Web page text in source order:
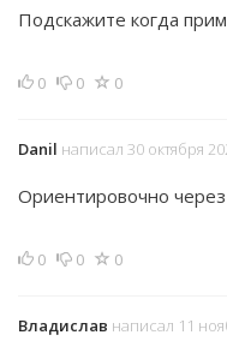
Подскажите когда
0 0 0
Danil написал 30 октября
Ориентировочно
0 0 0
Владислав написал 11